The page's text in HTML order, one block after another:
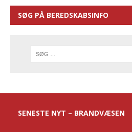
SØG PÅ BEREDSKABSINFO
SENESTE NYT – BRANDVÆSEN